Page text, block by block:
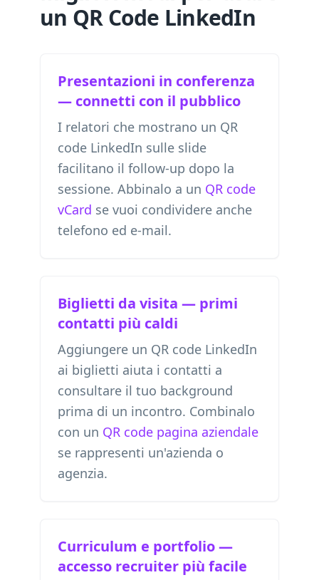
un QR Code LinkedIn
Presentazioni in conferenza
— connetti con il pubblico
I relatori che mostrano un QR
code LinkedIn sulle slide
facilitano il follow-up dopo la
sessione. Abbinalo a un QR code
vCard se vuoi condividere anche
telefono ed e-mail.
Biglietti da visita — primi
contatti più caldi
Aggiungere un QR code LinkedIn
ai biglietti aiuta i contatti a
consultare il tuo background
prima di un incontro. Combinalo
con un QR code pagina aziendale
se rappresenti un'azienda o
agenzia.
Curriculum e portfolio —
accesso recruiter più facile